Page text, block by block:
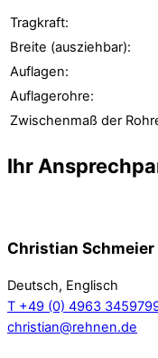
Tragkraft:
Breite (ausziehbar):
Auflagen:
Auflagerohre:
Zwischenmaß der
Ihr
Christian Schmeier
Deutsch, Englisch
T +49 (0) 4963
christian@rehnen.de